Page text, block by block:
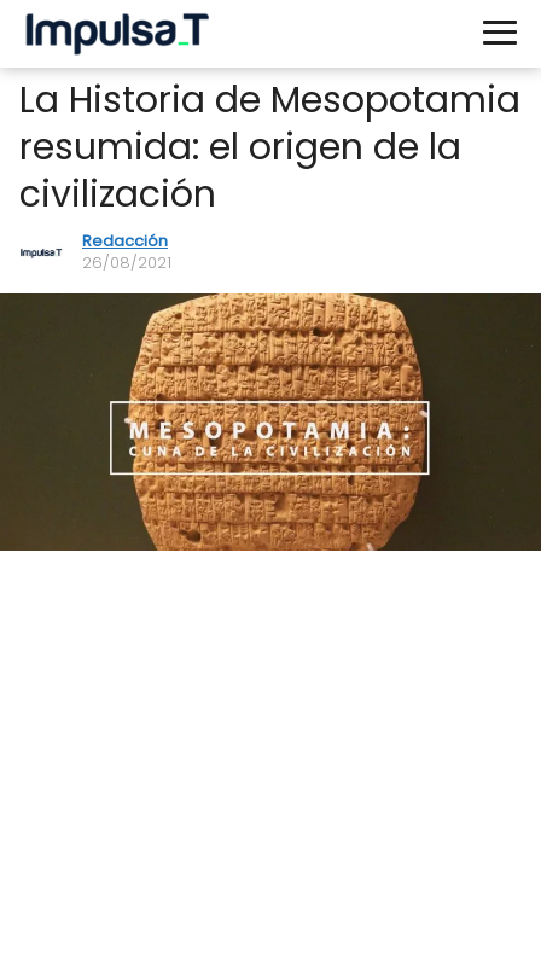
La Historia de Mesopotamia
resumida: el origen de la
civilización
Redacción
26/08/2021